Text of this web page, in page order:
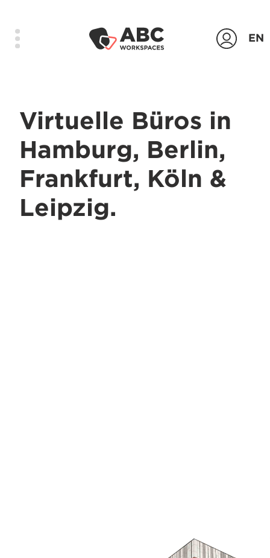
EN
Standorte
Das Unternehmen
Kontakt
Login
Virtuelle Büros in
Hamburg, Berlin,
Frankfurt, Köln &
Leipzig.